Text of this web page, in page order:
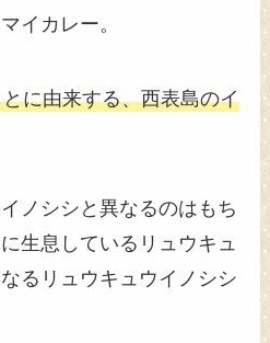
イカレー。
に由来する、西表島のイ
ノシシと異なるのはもち
生息しているリュウキュ
るリュウキュウイノシシ